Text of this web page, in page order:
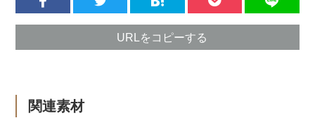
URLをコピーする
関連素材